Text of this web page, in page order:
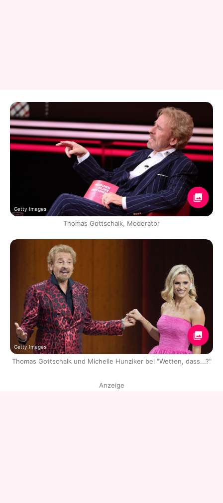
Getty Images
Thomas Gottschalk, Moderator
Getty Images
Thomas Gottschalk und Michelle Hunziker bei "Wetten, dass...?"
Anzeige